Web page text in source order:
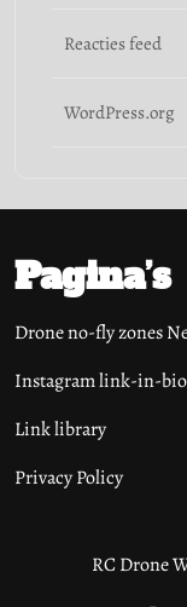
Reacties feed
WordPress.org
Pagina’s
Drone no-fly zones
Instagram link-in-bio
Link library
Privacy Policy
RC Drone